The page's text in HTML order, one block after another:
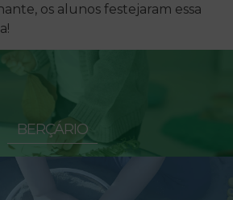
os alunos festejaram essa
BERÇÁRIO